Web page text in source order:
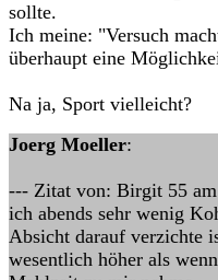
sollte.
Ich meine: "Versuch
überhaupt eine
Na ja, Sport vielleicht?
Joerg Moeller:
--- Zitat von: Birgit 55
ich abends sehr wenig
Absicht darauf verzichte
wesentlich höher als